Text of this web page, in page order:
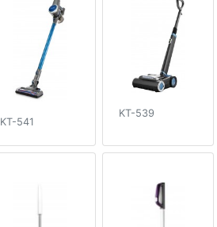
KT-541
KT-539